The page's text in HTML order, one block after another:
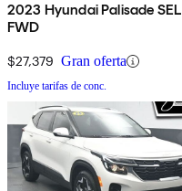
2023 Hyundai Palisade SEL
FWD
$27,379 Gran oferta
Incluye tarifas de conc.